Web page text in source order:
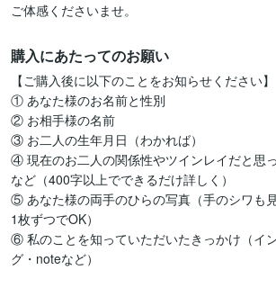
ご体感くださいませ。
購入にあたってのお願い
【ご購入後に以下のことをお知らせください】
① あなた様のお名前と性別
② お相手様の名前
③ お二人の生年月日（わかれば）
④ 現在のお二人の関係性やツインレイだと思
など（400字以上でできるだけ詳しく）
⑤ あなた様の両手のひらの写真（手のシワも
1枚ずつでOK）
⑥ 私のことを知っていただいたきっかけ（イ
グ・noteなど）